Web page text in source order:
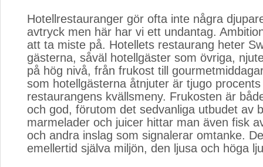
Hotellrestauranger gör ofta inte några
avtryck men här har vi ett undantag.
att ta miste på. Hotellets restaurang heter
gästerna, såväl hotellgäster som övriga,
på hög nivå, från frukost till
som hotellgästerna åtnjuter är tjugo
restaurangens kvällsmeny. Frukosten är
och god, förutom det sedvanliga utbudet av
marmelader och juicer hittar man även fisk
och andra inslag som signalerar omtanke.
emellertid själva miljön, den ljusa och höga